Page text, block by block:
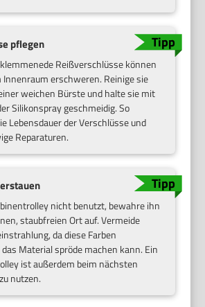
pflegen
Reißverschlüsse können
Innenraum erschweren. Reinige sie
weichen Bürste und halte sie mit
Silikonspray geschmeidig. So
Lebensdauer der Verschlüsse und
Reparaturen.
nicht benutzt, bewahre ihn
staubfreien Ort auf. Vermeide
da diese Farben
Material spröde machen kann. Ein
ist außerdem beim nächsten
nutzen.